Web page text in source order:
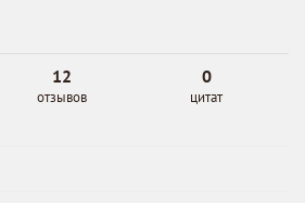
12
отзывов
0
цитат